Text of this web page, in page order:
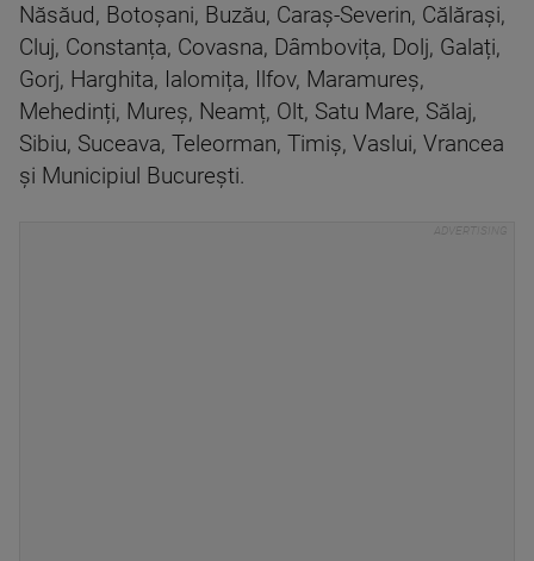
Năsăud, Botoșani, Buzău, Caraș-Severin, Călărași,
Cluj, Constanța, Covasna, Dâmbovița, Dolj, Galați,
Gorj, Harghita, Ialomița, Ilfov, Maramureș,
Mehedinți, Mureș, Neamț, Olt, Satu Mare, Sălaj,
Sibiu, Suceava, Teleorman, Timiș, Vaslui, Vrancea
și Municipiul București.